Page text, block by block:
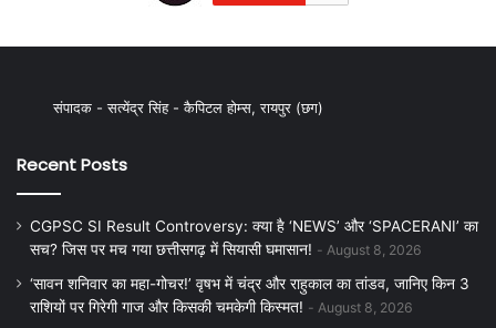
संपादक - सत्येंद्र सिंह - कैपिटल होम्स, रायपुर (छग)
Recent Posts
CGPSC SI Result Controversy: क्या है ‘NEWS’ और ‘SPACERANI’ का
सच? जिस पर मच गया छत्तीसगढ़ में सियासी घमासान!
August 8, 2026
‘सावन शनिवार का महा-गोचर!’ वृषभ में चंद्र और राहुकाल का तांडव, जानिए किन 3
राशियों पर गिरेगी गाज और किसकी चमकेगी किस्मत!
August 8, 2026